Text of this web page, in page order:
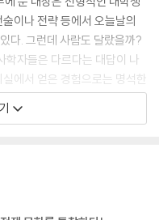
이나 전략 등에서 오늘날의
다. 그런데 사람도 달랐을까?
학자들은 다르다는 대답이 나
에서 얻은 경험으로는 명석한
은 지극히 어려운 일이다. 더
록을 읽은 나 자신도 생물학
전투를 앞둔 사람의 심정을 이